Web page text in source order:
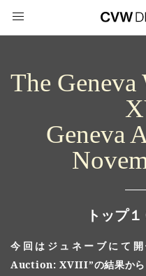
The
Geneva
トップ
今回はジュネーブにて
Auction: XVIII”の結果から